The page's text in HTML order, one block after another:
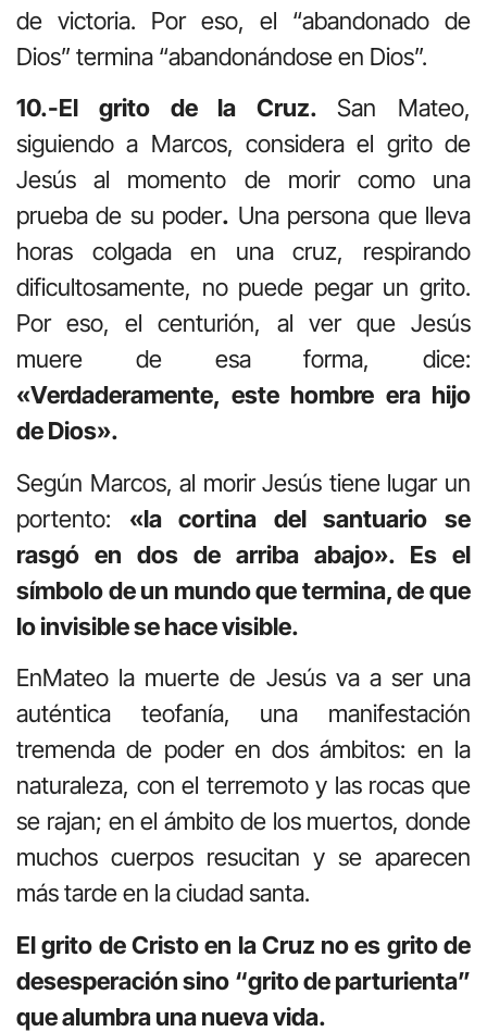
de victoria. Por eso, el “abandonado de
Dios” termina “abandonándose en Dios”.
10.-El grito de la Cruz.San Mateo,
siguiendo a Marcos, considera el grito de
Jesús al momento de morir como una
prueba de su poder. Una persona que lleva
horas colgada en una cruz, respirando
dificultosamente, no puede pegar un grito.
Por eso, el centurión, al ver que Jesús
muere de esa forma, dice:
«Verdaderamente, este hombre era hijo
de Dios».
Según Marcos, al morir Jesús tiene lugar un
portento: «la cortina del santuario se
rasgó en dos de arriba abajo». Es el
símbolo de un mundo que termina, de que
lo invisible se hace visible.
EnMateo la muerte de Jesús va a ser una
auténtica teofanía, una manifestación
tremenda de poder en dos ámbitos: en la
naturaleza, con el terremoto y las rocas que
se rajan; en el ámbito de los muertos, donde
muchos cuerpos resucitan y se aparecen
más tarde en la ciudad santa.
El grito de Cristo en la Cruz no es grito de
desesperación sino “grito de parturienta”
que alumbra una nueva vida.